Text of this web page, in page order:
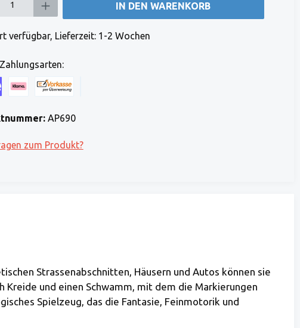
IN DEN WARENKORB
verfügbar, Lieferzeit: 1-2 Wochen
AP690
zum Produkt?
Strassenabschnitten, Häusern und Autos können sie
und einen Schwamm, mit dem die Markierungen
Spielzeug, das die Fantasie, Feinmotorik und